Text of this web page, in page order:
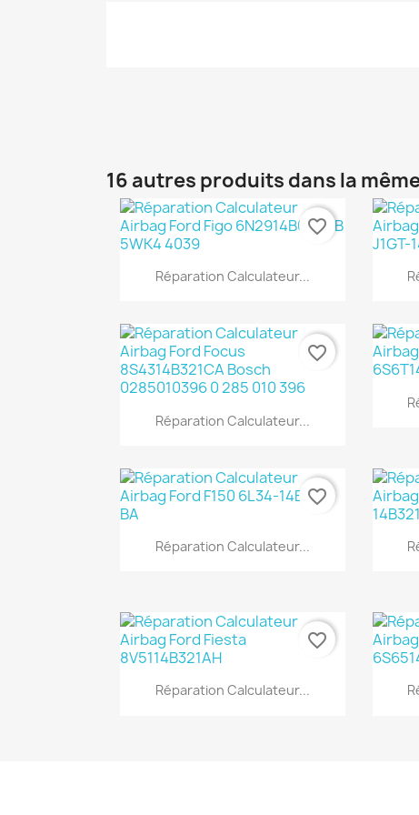
16 autres produits dans la
Aperçu rapide
Réparation Calculateur...
favorite_border
Aperçu rapide
Réparation Calculateur...
favorite_border
Aperçu rapide
Réparation Calculateur...
favorite_border
Aperçu rapide
Réparation Calculateur...
favorite_border